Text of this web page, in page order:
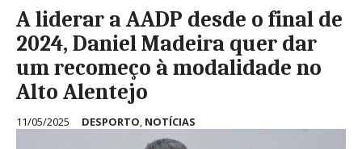
A liderar a AADP desde o final de
2024, Daniel Madeira quer dar
um recomeço à modalidade no
Alto Alentejo
11/05/2025 DESPORTO, NOTÍCIAS